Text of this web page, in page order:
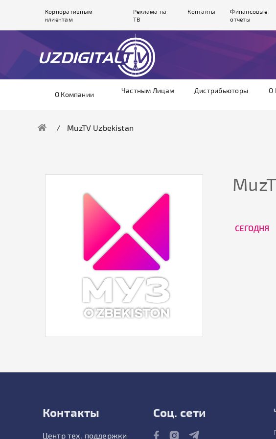
Корпоративным
клиентам
Реклама на
ТВ
Контакты
Финансовые
отчёты
О Компании Частным Лицам Дистрибьюторы О
MuzTV Uzbekistan
CЕГОДНЯ
Контакты
Центр тех. поддержки
Соц. сети